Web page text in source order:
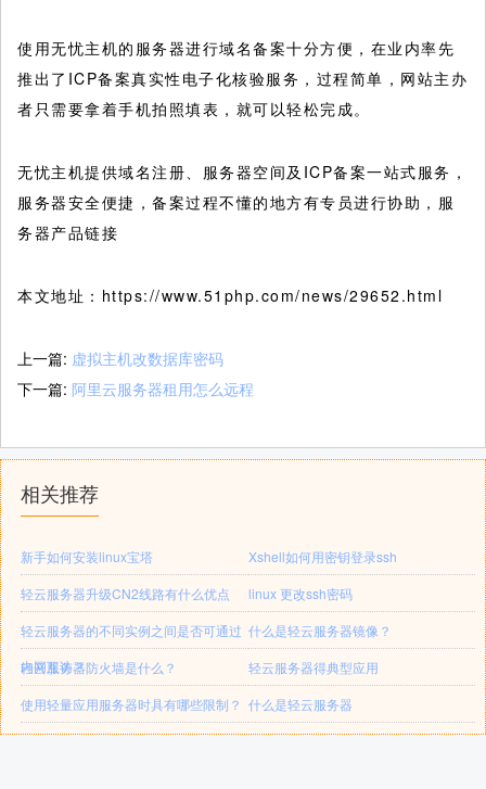
使用无忧主机的服务器进行域名备案十分方便，在业内率先
推出了ICP备案真实性电子化核验服务，过程简单，网站主办
者只需要拿着手机拍照填表，就可以轻松完成。
无忧主机提供域名注册、服务器空间及ICP备案一站式服务，
服务器安全便捷，备案过程不懂的地方有专员进行协助，服
务器产品链接
本文地址：https://www.51php.com/news/29652.html
上一篇: 虚拟主机改数据库密码
下一篇: 阿里云服务器租用怎么远程
相关推荐
新手如何安装linux宝塔
Xshell如何用密钥登录ssh
轻云服务器升级CN2线路有什么优点
linux 更改ssh密码
轻云服务器的不同实例之间是否可通过
内网互访？
什么是轻云服务器镜像？
轻云服务器防火墙是什么？
轻云服务器得典型应用
使用轻量应用服务器时具有哪些限制？ 什么是轻云服务器